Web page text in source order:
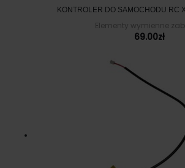
KONTROLER DO SAMOCHODU RC
Elementy wymienne
69.00zł